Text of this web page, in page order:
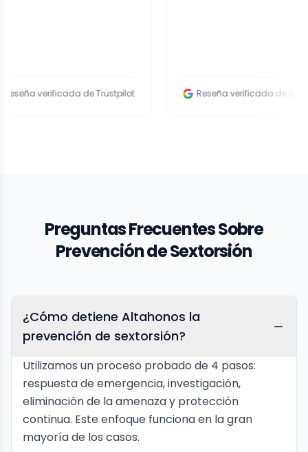
verificada de Trustpilot Reseña verificada de Google
Preguntas Frecuentes Sobre
Prevención de Sextorsión
¿Cómo detiene Altahonos la
prevención de sextorsión?
Utilizamos un proceso probado de 4 pasos:
respuesta de emergencia, investigación,
eliminación de la amenaza y protección
continua. Este enfoque funciona en la gran
mayoría de los casos.